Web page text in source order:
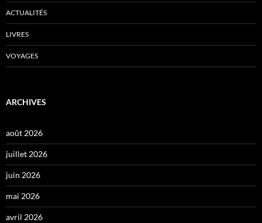
ACTUALITÉS
LIVRES
VOYAGES
ARCHIVES
août 2026
juillet 2026
juin 2026
mai 2026
avril 2026